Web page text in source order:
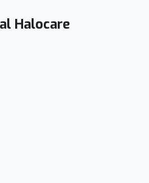
Halocare